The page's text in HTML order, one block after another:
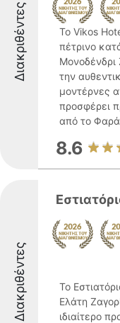
Διακριθέντες
Το Vikos
πέτρινο
Μονοδένδρι
την
μοντέρνες
προσφέρει
από το
8.6
Διακριθέντες
Το
Ελάτη
ιδιαίτερο